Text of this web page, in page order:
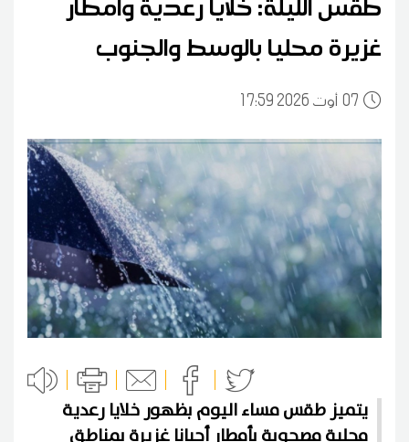
غزيرة محليا بالوسط والجنوب
0717:59 2026 أوت
يتميز طقس مساء اليوم بظهور خلايا رعدية
محلية مصحوبة بأمطار أحيانا غزيرة بمناطق